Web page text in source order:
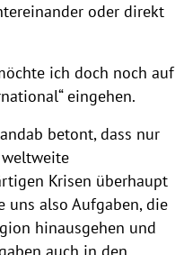
oder direkt
ich doch noch auf
eingehen.
betont, dass nur
Krisen überhaupt
uns also Aufgaben, die
hinausgehen und